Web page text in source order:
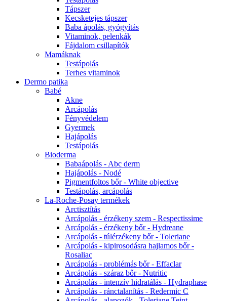
Tápszer
Kecsketejes tápszer
Baba ápolás, gyógyítás
Vitaminok, pelenkák
Fájdalom csillapítók
Mamáknak
Testápolás
Terhes vitaminok
Dermo patika
Babé
Akne
Arcápolás
Fényvédelem
Gyermek
Hajápolás
Testápolás
Bioderma
Babaápolás - Abc derm
Hajápolás - Nodé
Pigmentfoltos bőr - White objective
Testápolás, arcápolás
La-Roche-Posay termékek
Arctisztítás
Arcápolás - érzékeny szem - Respectissime
Arcápolás - érzékeny bőr - Hydreane
Arcápolás - túlérzékeny bőr - Toleriane
Arcápolás - kipirosodásra hajlamos bőr -
Rosaliac
Arcápolás - problémás bőr - Effaclar
Arcápolás - száraz bőr - Nutritic
Arcápolás - intenzív hidratálás - Hydraphase
Arcápolás - ránctalanítás - Redermic C